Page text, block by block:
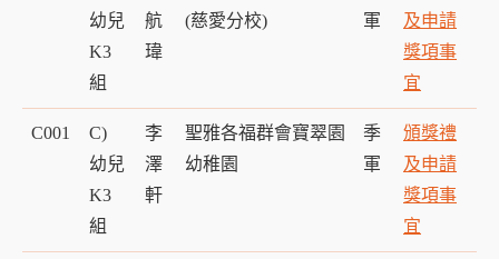
幼兒
K3
組
航
瑋
(慈愛分校)
軍
及申請
獎項事
宜
C001
C)
幼兒
K3
組
李
澤
軒
聖雅各福群會寶翠園
幼稚園
季
軍
頒獎禮
及申請
獎項事
宜